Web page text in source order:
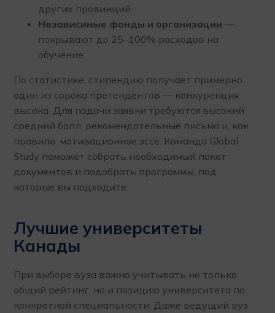
других провинций.
Независимые фонды и организации —
покрывают до 25–100% расходов на
обучение.
По статистике, стипендию получает примерно
один из сорока претендентов — конкуренция
высока. Для подачи заявки требуются высокий
средний балл, рекомендательные письма и, как
правило, мотивационное эссе. Команда Global
Study поможет собрать необходимый пакет
документов и подобрать программы, под
которые вы подходите.
Лучшие университеты
Канады
При выборе вуза важно учитывать не только
общий рейтинг, но и позицию университета по
конкретной специальности. Даже ведущий вуз